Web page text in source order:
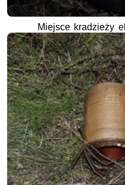
Miejsce kradzieży